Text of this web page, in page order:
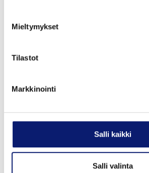
Mieltymykset
Tilastot
Markkinointi
Salli kaikki
Salli valinta
T8 AWD LONG RANGE HIGH